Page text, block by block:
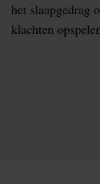
het slaapgedrag
klachten